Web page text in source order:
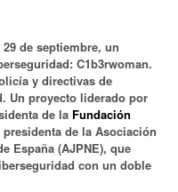
de septiembre, un
C1b3rwoman.
y directivas de
Un proyecto liderado por
de la Fundación
de la Asociación
España (AJPNE), que
con un doble